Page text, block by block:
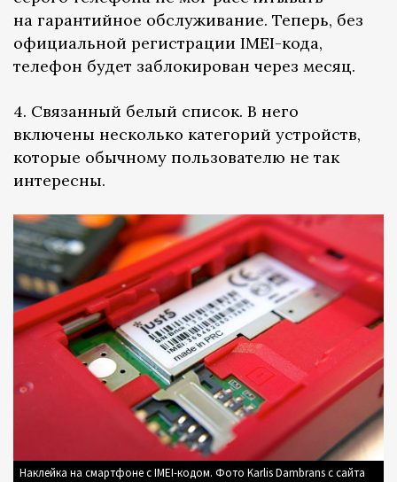
на гарантийное обслуживание. Теперь, без
официальной регистрации IMEI-кода,
телефон будет заблокирован через месяц.
4. Связанный белый список. В него
включены несколько категорий устройств,
которые обычному пользователю не так
интересны.
Наклейка на смартфоне с IMEI-кодом. Фото Karlis Dambrans с сайта